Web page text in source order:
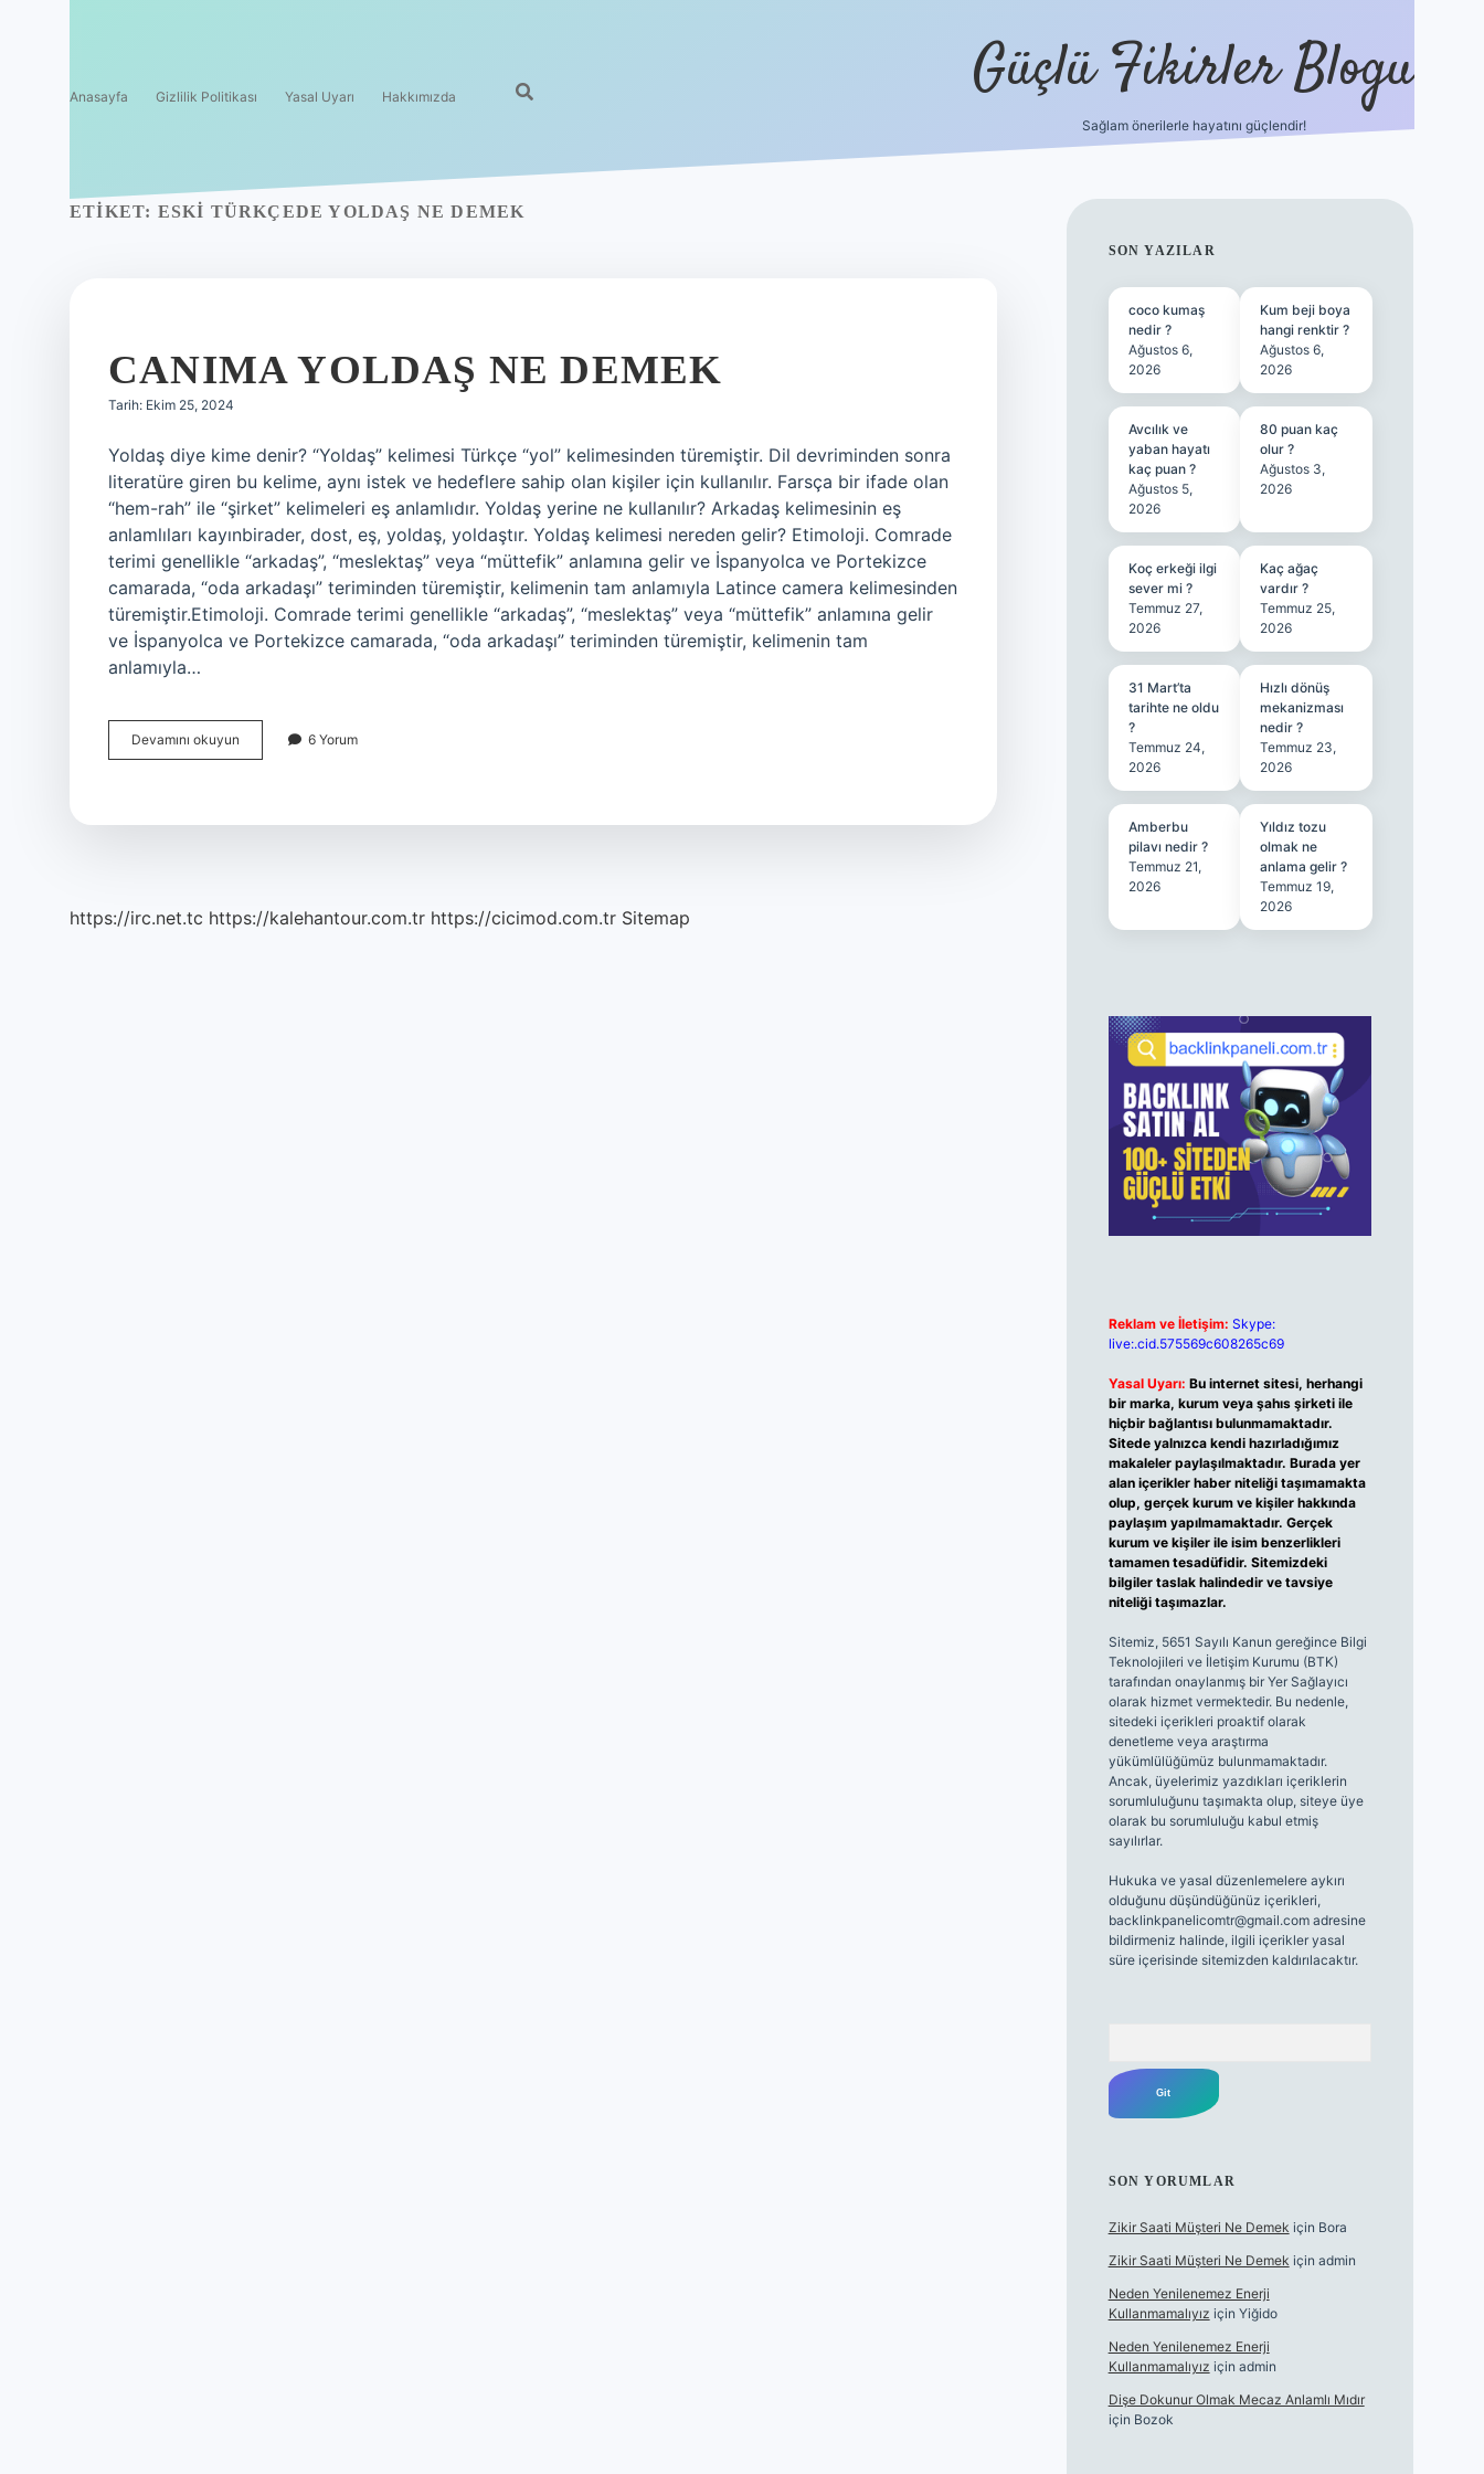
Anasayfa Gizlilik Politikası Yasal Uyarı Hakkımızda Güçlü Fikirler Blogu
Sağlam önerilerle hayatını güçlendir!
ETIKET: ESKI TÜRKÇEDE YOLDAŞ NE DEMEK
CANIMA YOLDAŞ NE DEMEK
Tarih: Ekim 25, 2024
Yoldaş diye kime denir? “Yoldaş” kelimesi Türkçe “yol” kelimesinden türemiştir. Dil devriminden sonra
literatüre giren bu kelime, aynı istek ve hedeflere sahip olan kişiler için kullanılır. Farsça bir ifade olan
“hem-rah” ile “şirket” kelimeleri eş anlamlıdır. Yoldaş yerine ne kullanılır? Arkadaş kelimesinin eş
anlamlıları kayınbirader, dost, eş, yoldaş, yoldaştır. Yoldaş kelimesi nereden gelir? Etimoloji. Comrade
terimi genellikle “arkadaş”, “meslektaş” veya “müttefik” anlamına gelir ve İspanyolca ve Portekizce
camarada, “oda arkadaşı” teriminden türemiştir, kelimenin tam anlamıyla Latince camera kelimesinden
türemiştir.Etimoloji. Comrade terimi genellikle “arkadaş”, “meslektaş” veya “müttefik” anlamına gelir
ve İspanyolca ve Portekizce camarada, “oda arkadaşı” teriminden türemiştir, kelimenin tam
anlamıyla…
Devamını okuyun
Yoldaş
6 Yorum
https://irc.net.tc https://kalehantour.com.tr https://cicimod.com.tr Sitemap
SIDEBAR
SON YAZILAR
coco kumaş
nedir ?
Ağustos 6,
2026
Kum beji boya
hangi renktir ?
Ağustos 6,
2026
Avcılık ve
yaban hayatı
kaç puan ?
Ağustos 5,
2026
80 puan kaç
olur ?
Ağustos 3,
2026
Koç erkeği ilgi
sever mi ?
Temmuz 27,
2026
Kaç ağaç
vardır ?
Temmuz 25,
2026
31 Mart’ta
tarihte ne oldu
?
Temmuz 24,
2026
Hızlı dönüş
mekanizması
nedir ?
Temmuz 23,
2026
Amberbu
pilavı nedir ?
Temmuz 21,
2026
Yıldız tozu
olmak ne
anlama gelir ?
Temmuz 19,
2026
Reklam ve İletişim: Skype:
live:.cid.575569c608265c69
Yasal Uyarı: Bu internet sitesi, herhangi
bir marka, kurum veya şahıs şirketi ile
hiçbir bağlantısı bulunmamaktadır.
Sitede yalnızca kendi hazırladığımız
makaleler paylaşılmaktadır. Burada yer
alan içerikler haber niteliği taşımamakta
olup, gerçek kurum ve kişiler hakkında
paylaşım yapılmamaktadır. Gerçek
kurum ve kişiler ile isim benzerlikleri
tamamen tesadüfidir. Sitemizdeki
bilgiler taslak halindedir ve tavsiye
niteliği taşımazlar.
Sitemiz, 5651 Sayılı Kanun gereğince Bilgi
Teknolojileri ve İletişim Kurumu (BTK)
tarafından onaylanmış bir Yer Sağlayıcı
olarak hizmet vermektedir. Bu nedenle,
sitedeki içerikleri proaktif olarak
denetleme veya araştırma
yükümlülüğümüz bulunmamaktadır.
Ancak, üyelerimiz yazdıkları içeriklerin
sorumluluğunu taşımakta olup, siteye üye
olarak bu sorumluluğu kabul etmiş
sayılırlar.
Hukuka ve yasal düzenlemelere aykırı
olduğunu düşündüğünüz içerikleri,
backlinkpanelicomtr@gmail.comadresine
bildirmeniz halinde, ilgili içerikler yasal
süre içerisinde sitemizden kaldırılacaktır.
SON YORUMLAR
Zikir Saati Müşteri Ne Demek için Bora
Zikir Saati Müşteri Ne Demek için admin
Neden Yenilenemez Enerji
Kullanmamalıyız için Yiğido
Neden Yenilenemez Enerji
Kullanmamalıyız için admin
Dişe Dokunur Olmak Mecaz Anlamlı Mıdır
için Bozok
ilbet bahis sitesi